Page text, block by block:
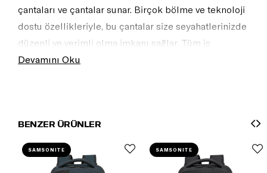
çantaları ve çantalar sunar. Birçok bölme ve teknoloji
dostu özellikleriyle, bu çantalar size seyahatlerinizde
düzenli ve verimli olma imkanı sağlar. Tüm iş
seyahatlerinizde güvenilir ve basit bir partner.</p>
Devamını Oku
BENZER ÜRÜNLER
SAMSONITE SAMSONITE